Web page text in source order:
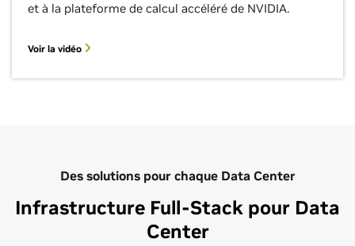
et à la plateforme de calcul accéléré de NVIDIA.
Voir la vidéo
Des solutions pour chaque Data Center
Infrastructure Full-Stack pour Data
Center